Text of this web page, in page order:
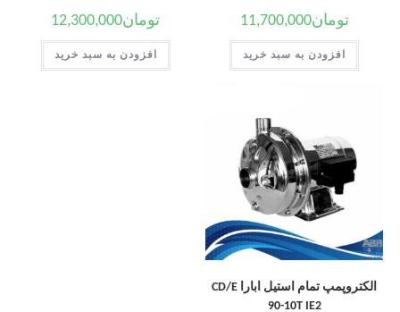
تومان11,700,000
افزودن به سبد خرید
تومان12,300,000
افزودن به سبد خرید
الکتروپمپ تمام استیل ابارا CD/E
90-10T IE2